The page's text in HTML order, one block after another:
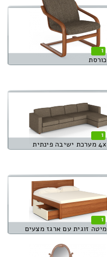
1
כורסת
1
4x מערכת ישיבה פינתית
1
מיטה זוגית עם ארגז מצעים